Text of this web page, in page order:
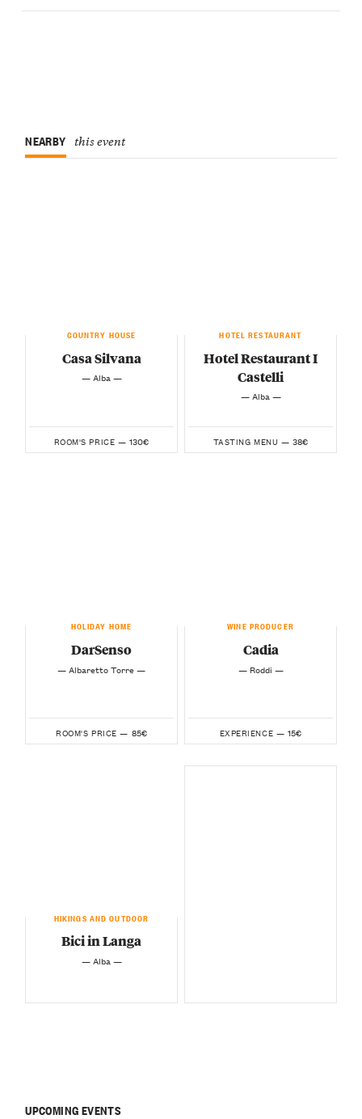
NEARBY this event
COUNTRY HOUSE
Casa Silvana
— Alba —
ROOM'S PRICE — 130€
HOTEL RESTAURANT
Hotel Restaurant I
Castelli
— Alba —
TASTING MENU — 38€
HOLIDAY HOME
DarSenso
— Albaretto Torre —
ROOM'S PRICE — 85€
WINE PRODUCER
Cadia
— Roddi —
EXPERIENCE — 15€
HIKINGS AND OUTDOOR
Bici in Langa
— Alba —
UPCOMING EVENTS